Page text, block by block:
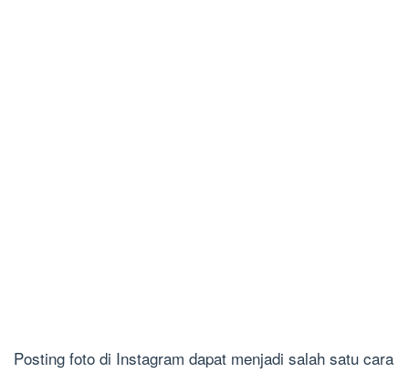
Posting foto di Instagram dapat menjadi salah satu cara